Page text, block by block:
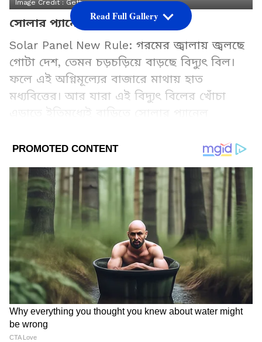
Image Credit : Getty
সোলার প্যানেল বসিয়েছেন
Solar Panel New Rule: গরমের জ্বালায় জ্বলছে
গোটা দেশ, তেমন চড়চড়িয়ে বাড়ছে বিদ্যুৎ বিল।
ফলে এই অগ্নিমূল্যের বাজারে মাথায় হাত
মধ্যবিত্তের। আর যারা এই বিদ্যুৎ বিলের খোঁচা
প্রতিবেদন অতি গুরুত্বপূর্ণ।
Add Asianetnews Bangla as a Preferred
8
Image Credit :
Read Full Gallery